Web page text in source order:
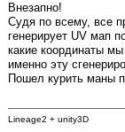
Внезапно!
Судя по всему, все
генерирует UV мап
какие координаты
именно эту
Пошел курить маны
Lineage2 + unity3D